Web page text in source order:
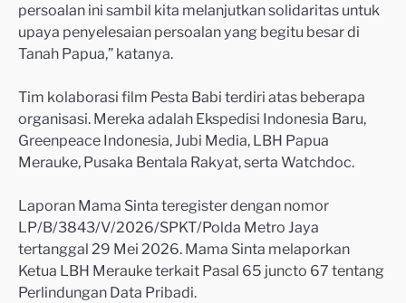
persoalan ini sambil kita melanjutkan solidaritas untuk
upaya penyelesaian persoalan yang begitu besar di
Tanah Papua,” katanya.
Tim kolaborasi film Pesta Babi terdiri atas beberapa
organisasi. Mereka adalah Ekspedisi Indonesia Baru,
Greenpeace Indonesia, Jubi Media, LBH Papua
Merauke, Pusaka Bentala Rakyat, serta Watchdoc.
Laporan Mama Sinta teregister dengan nomor
LP/B/3843/V/2026/SPKT/Polda Metro Jaya
tertanggal 29 Mei 2026. Mama Sinta melaporkan
Ketua LBH Merauke terkait Pasal 65 juncto 67 tentang
Perlindungan Data Pribadi.